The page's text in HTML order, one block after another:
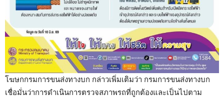
โฆษกกรมการขนส่งทางบก กล่าวเพิ่มเติมว่า กรมการขนส่งทางบก
เชื่อมั่นว่าการดำเนินการตรวจสภาพรถที่ถูกต้องและเป็นไปตาม